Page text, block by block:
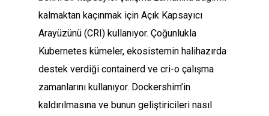
kalmaktan kaçınmak için Açık Kapsayıcı
Arayüzünü (CRI) kullanıyor. Çoğunlukla
Kubernetes kümeler, ekosistemin halihazırda
destek verdiği containerd ve cri-o çalışma
zamanlarını kullanıyor. Dockershim’in
kaldırılmasına ve bunun geliştiricileri nasıl